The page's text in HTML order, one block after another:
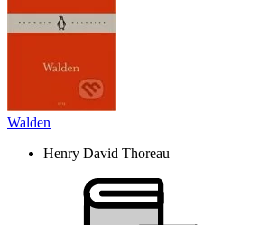
Walden
Henry David Thoreau